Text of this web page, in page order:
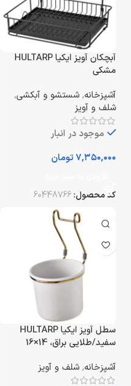
آبچکان آویز ایکیا HULTARP
مشکی
آشپزخانه, شستشو و آبکشی,
شلف و آویز
موجود در انبار
تومان
کد محصول:60448766
سطل آویز ایکیا HULTARP
سفید/طلایی براق، 14×16
آشپزخانه, شلف و آویز